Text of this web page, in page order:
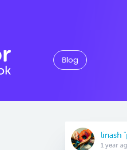
Blog
linash
1 year